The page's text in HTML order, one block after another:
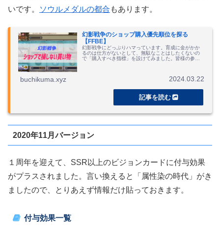
いです。
ソウルメダルの都合 もあります。
幻影戦争のショップ購入優先順位を探る
【FFBE】
幻影戦争にどっぷりハマっています。育成に金がかか
るのは仕方がないとして、無駄なことはしたくないの
で「購入すべき指標」を設けてみました。皆様の参考
buchikuma.xyz 2024.03.22
2020年11月バージョン
１周年を迎えて、SSR以上のビジョンカードに付与効果
がプラスされました。言い換えると「属性染の時代」がき
ましたので、とりあえず情報だけ貼っておきます。
付与効果一覧